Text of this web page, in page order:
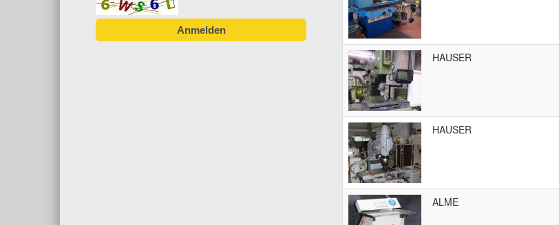
Anmelden
HAUSER
HAUSER
ALME